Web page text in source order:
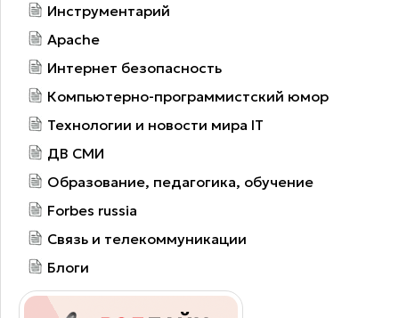
Инструментарий
Apache
Интернет безопасность
Компьютерно-программистский юмор
Технологии и новости мира IT
ДВ СМИ
Образование, педагогика, обучение
Forbes russia
Связь и телекоммуникации
Блоги